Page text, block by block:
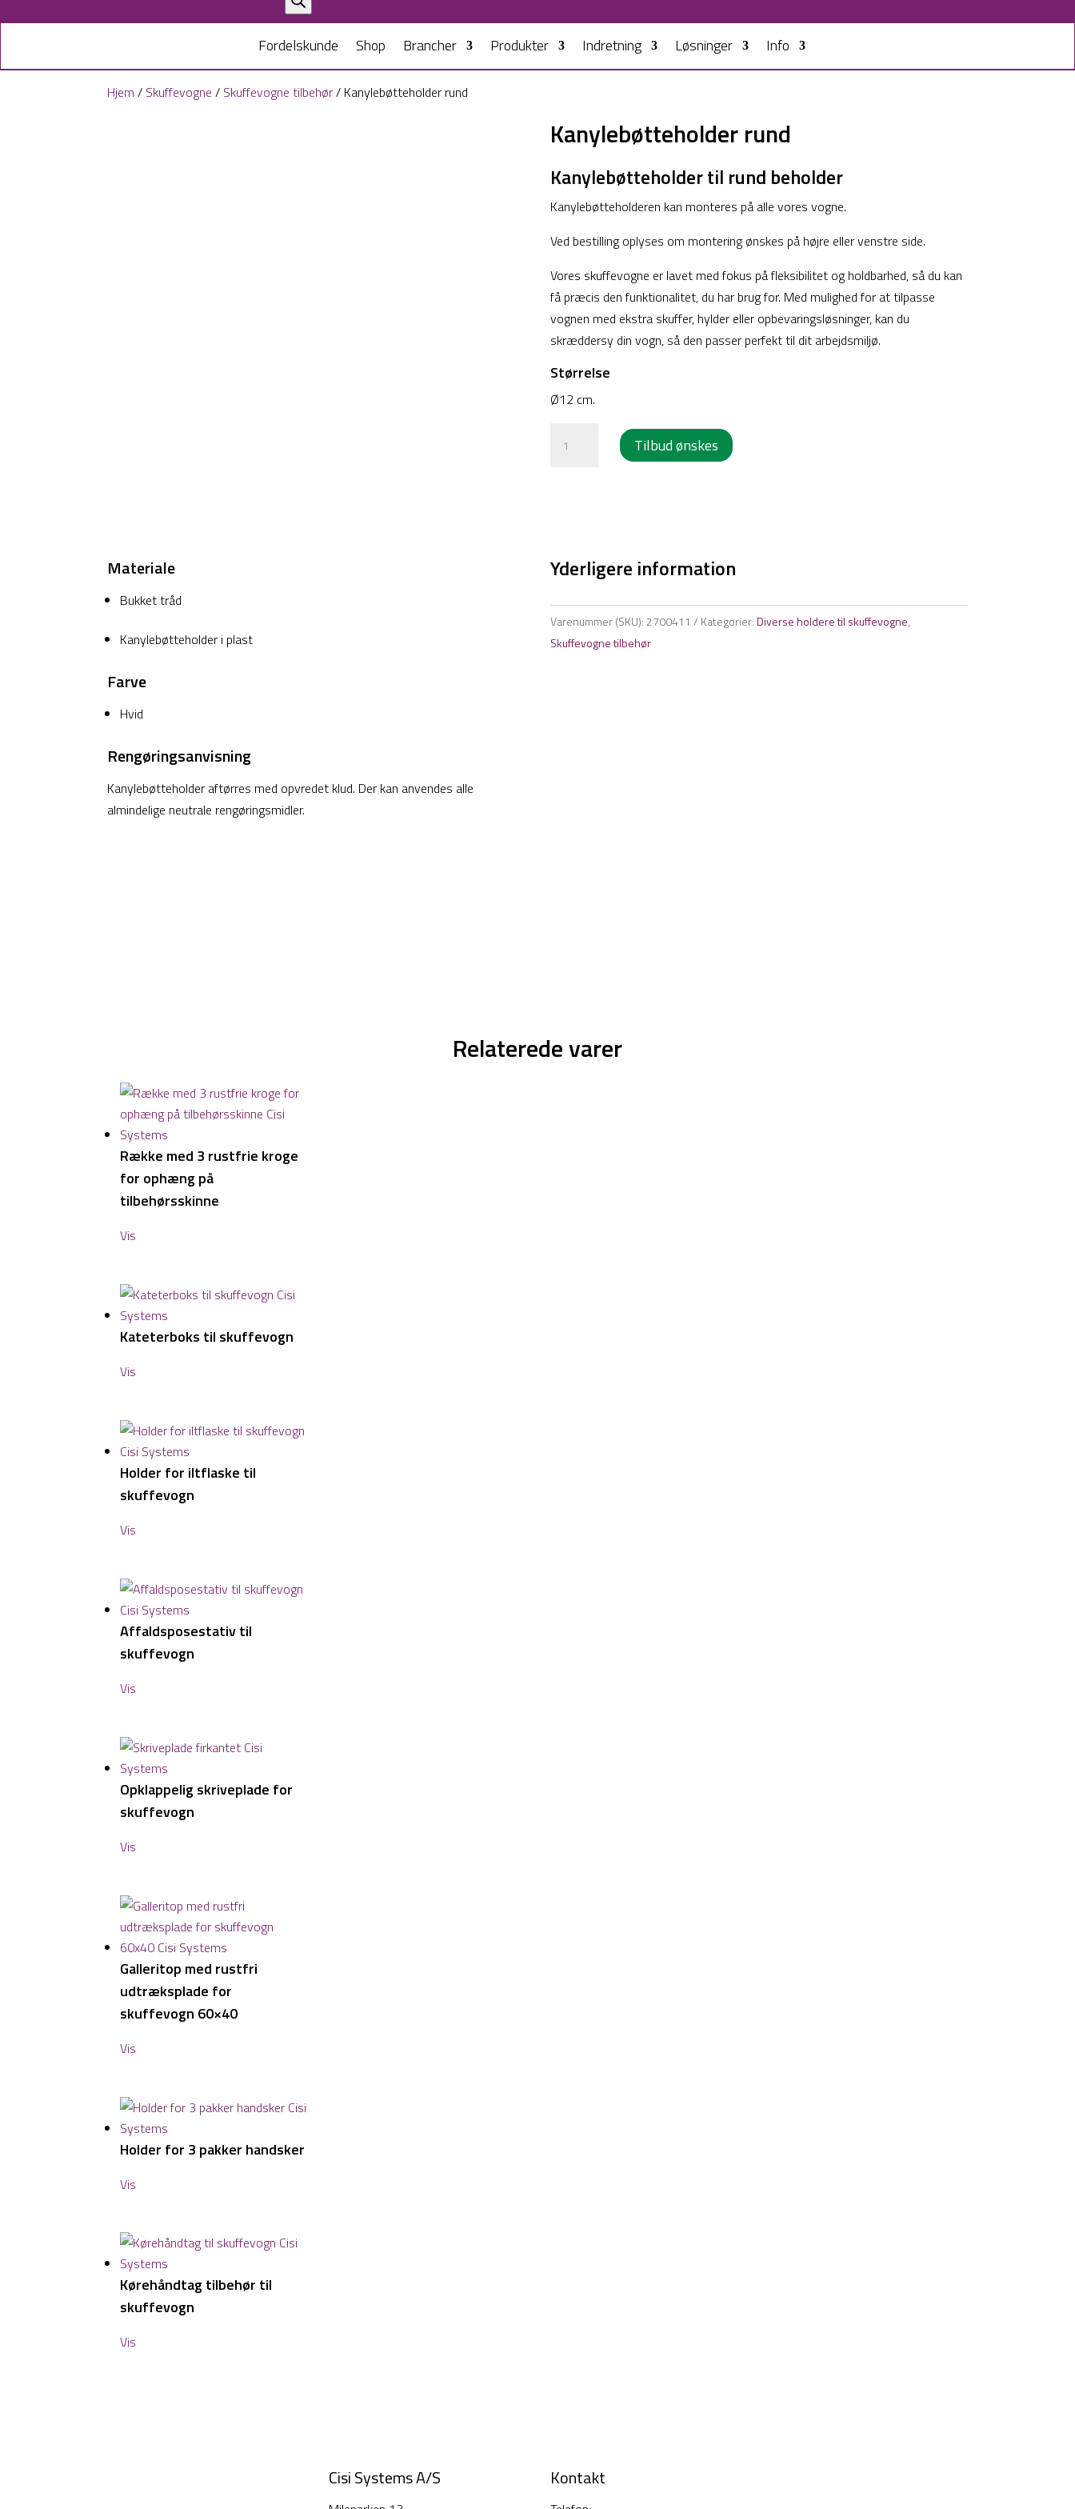
Fordelskunde Shop Brancher Produkter Indretning Løsninger Info
Hjem / Skuffevogne / Skuffevogne tilbehør/ Kanylebøtteholder rund
Kanylebøtteholder rund
Kanylebøtteholder til rund beholder
Kanylebøtteholderen kan monteres på alle vores vogne.
Ved bestilling oplyses om montering ønskes på højre eller venstre side.
Vores skuffevogne er lavet med fokus på fleksibilitet og holdbarhed, så du kan
få præcis den funktionalitet, du har brug for. Med mulighed for at tilpasse
vognen med ekstra skuffer, hylder eller opbevaringsløsninger, kan du
skræddersy din vogn, så den passer perfekt til dit arbejdsmiljø.
Størrelse
Ø12 cm.
Kanylebøtteholder
rund
Tilbud ønskes
Materiale
Bukket tråd
Kanylebøtteholder i plast
Farve
Hvid
Rengøringsanvisning
Kanylebøtteholder aftørres med opvredet klud. Der kan anvendes alle
almindelige neutrale rengøringsmidler.
Yderligere information
Varenummer (SKU):2700411 Kategorier:Diverse holdere til skuffevogne,
Skuffevogne tilbehør
Relaterede varer
Række med 3 rustfrie kroge
for ophæng på
tilbehørsskinne
Vis
Kateterboks til skuffevogn
Vis
Holder for iltflaske til
skuffevogn
Vis
Affaldsposestativ til
skuffevogn
Vis
Opklappelig skriveplade for
skuffevogn
Vis
Galleritop med rustfri
udtræksplade for
skuffevogn 60×40
Vis
Holder for 3 pakker handsker
Vis
Kørehåndtag tilbehør til
skuffevogn
Vis
Cisi Systems A/S Kontakt